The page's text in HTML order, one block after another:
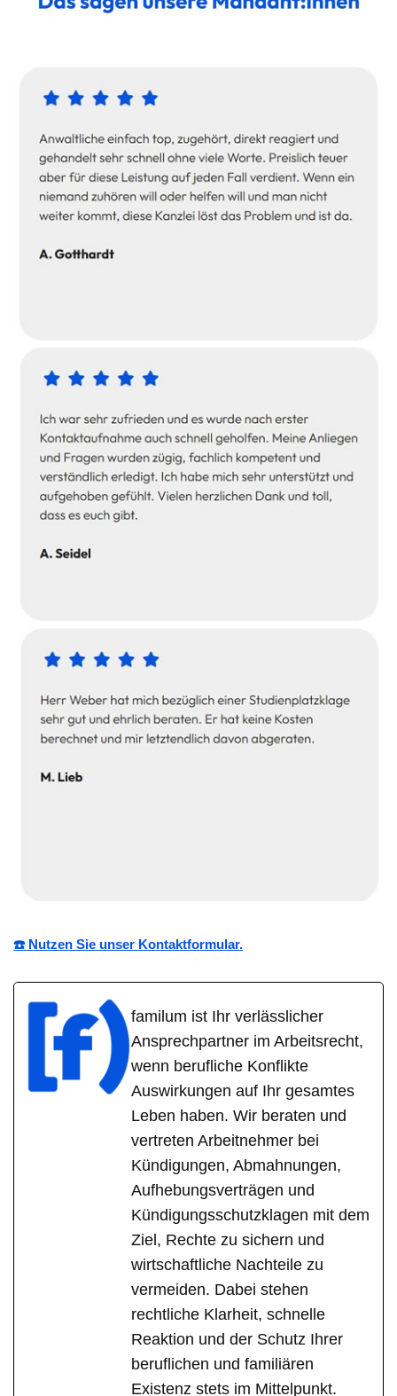
☎️ Nutzen Sie unser Kontaktformular.
familum ist Ihr verlässlicher
Ansprechpartner im Arbeitsrecht,
wenn berufliche Konflikte
Auswirkungen auf Ihr gesamtes
Leben haben. Wir beraten und
vertreten Arbeitnehmer bei
Kündigungen, Abmahnungen,
Aufhebungsverträgen und
Kündigungsschutzklagen mit dem
Ziel, Rechte zu sichern und
wirtschaftliche Nachteile zu
vermeiden. Dabei stehen
rechtliche Klarheit, schnelle
Reaktion und der Schutz Ihrer
beruflichen und familiären
Existenz stets im Mittelpunkt.